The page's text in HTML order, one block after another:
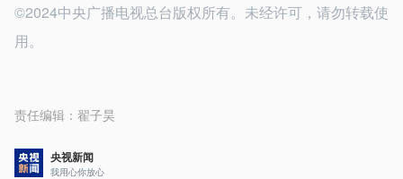
©2024中央广播电视总台版权所有。未经许可，请勿转载使
用。
责任编辑： 翟子昊
央视新闻
我用心你放心